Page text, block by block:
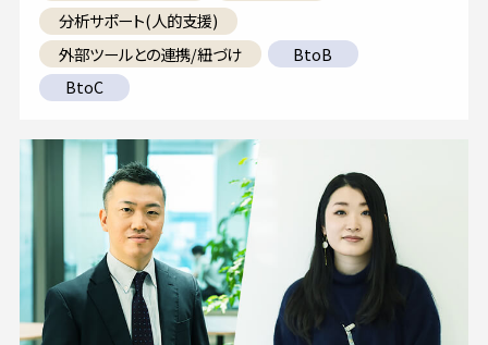
分析サポート(人的支援)
外部ツールとの連携/紐づけ
BtoB
BtoC